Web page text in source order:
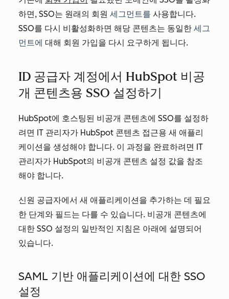
하면, SSO는 원래의 회원 세그먼트를 사용합니다.
SSO를 다시 비활성화하면 해당 콘텐츠는 동일한 세그
먼트에 대해 회원 가입을 다시 요구하게 됩니다.
ID 공급자 계정에서 HubSpot 비공
개 콘텐츠용 SSO 설정하기
HubSpot에 호스팅된 비공개 콘텐츠에 SSO를 설정하
려면 IT 관리자가 HubSpot 콘텐츠 접근용 새 애플리
케이션을 생성해야 합니다. 이 과정을 완료하려면 IT
관리자가 HubSpot의 비공개 콘텐츠 설정 값을 참조
해야 합니다.
신원 공급자에서 새 애플리케이션을 추가하는 데 필요
한 단계와 필드는 다를 수 있습니다. 비공개 콘텐츠에
대한 SSO 설정의 일반적인 지침은 아래에 설명되어
있습니다.
SAML 기반 애플리케이션에 대한 SSO
설정